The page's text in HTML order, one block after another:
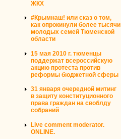
ЖКХ
#Крымнаш! или сказ о том,
как опрокинули более тысячи
молодых семей Тюменской
области
15 мая 2010 г. тюменцы
поддержат всероссийскую
акцию протеста против
реформы бюджетной сферы
31 января очередной митинг
в защиту конституционного
права граждан на своблду
собраний
Live comment moderator.
ONLINE.